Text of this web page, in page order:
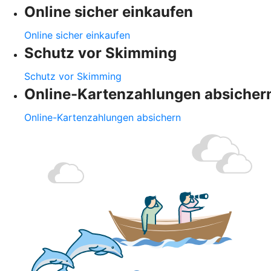
Online sicher einkaufen
Online sicher einkaufen
Schutz vor Skimming
Schutz vor Skimming
Online-Kartenzahlungen
Online-Kartenzahlungen absichern